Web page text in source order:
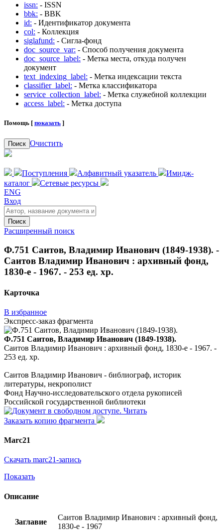
issn: - ISSN
bbk: - BBK
id: - Идентификатор документа
col: - Коллекция
siglafund: - Сигла-фонд
doc_source_var: - Способ получения документа
doc_source_label: - Метка места, откуда получен
документ
text_indexing_label: - Метка индексации текста
classifier_label: - Метка классификатора
service_collection_label: - Метка служебной коллекции
access_label: - Метка доступа
Помощь [ показать ]
Поиск Очистить
Поступления Алфавитный указатель
Имидж-
каталог
Сетевые ресурсы
ENG
Вход
Поиск
Расширенный поиск
Ф.751 Саитов, Владимир Иванович (1849-1938). -
Саитов Владимир Иванович : архивный фонд,
1830-е - 1967. - 253 ед. хр.
Карточка
В избранное
Экспресс-заказ фрагмента
Ф.751 Саитов, Владимир Иванович (1849-1938).
Саитов Владимир Иванович : архивный фонд, 1830-е - 1967. -
253 ед. хр.
Саитов Владимир Иванович - библиограф, историк
литературы, некрополист
Фонд Научно-исследовательского отдела рукописей
Российской государственной библиотеки
Читать
Заказать копию фрагмента
Marc21
Скачать marc21-запись
Показать
Описание
Заглавие
Саитов Владимир Иванович : архивный фонд,
1830-е - 1967